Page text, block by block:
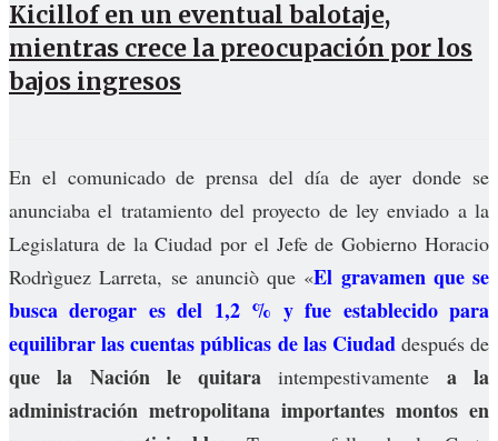
Kicillof en un eventual balotaje,
mientras crece la preocupación por los
bajos ingresos
En el comunicado de prensa del día de ayer donde se
anunciaba el tratamiento del proyecto de ley enviado a la
Legislatura de la Ciudad por el Jefe de Gobierno Horacio
Rodrìguez Larreta, se anunciò que «El gravamen que se
busca derogar es del 1,2 % y fue establecido para
equilibrar las cuentas públicas de las Ciudad después de
que la Nación le quitara intempestivamente a la
administración metropolitana importantes montos en